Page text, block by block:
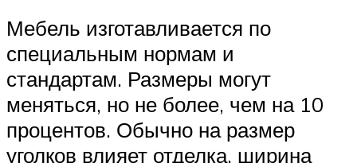
Мебель изготавливается по
специальным нормам и
стандартам. Размеры могут
меняться, но не более, чем на 10
процентов. Обычно на размер
уголков влияет отделка, ширина